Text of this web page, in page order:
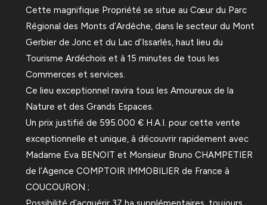
Cette magnifique Propriété se situe au Cœur du Parc
Régional des Monts d’Ardèche, dans le secteur du Mont
Gerbier de Jonc et du Lac d’Issarlès, haut lieu du
Tourisme Ardéchois et à 15 minutes de tous les
Commerces et services.
Ce lieu exceptionnel ravira tous les Amoureux de la
Nature et des Grands Espaces.
Un prix justifié de 595.000 € H.A.I. pour cette vente
exceptionnelle et unique, à découvrir rapidement avec
Madame Eva BENOIT et Monsieur Bruno CHAMPETIER
de l’Agence COMPTOIR IMMOBILIER de France à
COUCOURON ;